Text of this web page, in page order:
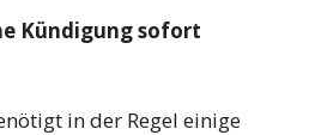
Kündigung sofort
in der Regel einige